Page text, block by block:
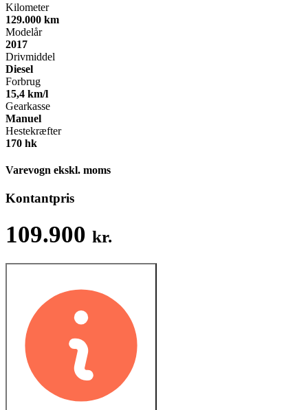
Kilometer
129.000 km
Modelår
2017
Drivmiddel
Diesel
Forbrug
15,4 km/l
Gearkasse
Manuel
Hestekræfter
170 hk
Varevogn ekskl. moms
Kontantpris
109.900 kr.